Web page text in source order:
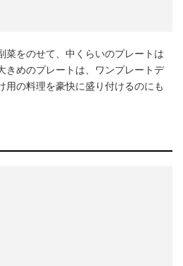
菜をのせて、中くらいのプレートは
きめのプレートは、ワンプレートデ
用の料理を豪快に盛り付けるのにも